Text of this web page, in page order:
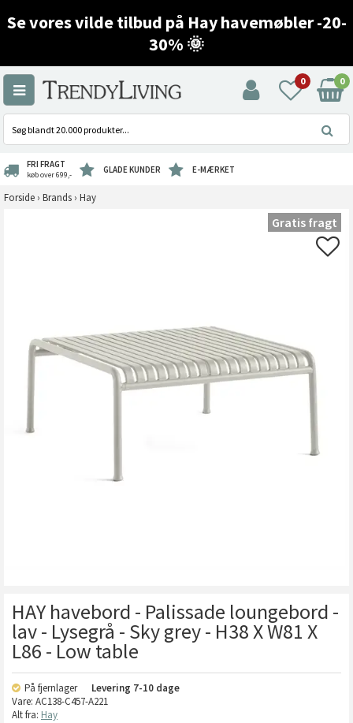
Se vores vilde tilbud på Hay havemøbler -20-
30% 🌞
0 0
FRI FRAGT
køb over 699,- GLADE KUNDER E-MÆRKET
Forside › Brands › Hay
Gratis fragt
HAY havebord - Palissade loungebord -
lav - Lysegrå - Sky grey - H38 X W81 X
L86 - Low table
På fjernlager Levering 7-10 dage
Vare: AC138-C457-A221
Alt fra: Hay